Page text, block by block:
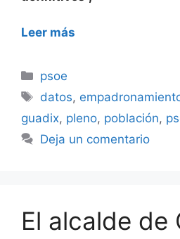
Leer más
Categorías
psoe
Etiquetas
datos,
guadix, pleno, población,
Deja un comentario
El alcalde de